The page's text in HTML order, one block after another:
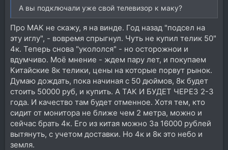
Калькулятор PPI. Рассчитать плотность пикселей
на дюйм
myresolutionis.ru
А вы подключали уже свой телевизор к маку?
Про МАК не скажу, я на винде. Год назад "подсел на
эту иглу", - вовремя спрыгнул. Чуть не купил телик 50"
4к. Теперь снова "укололся" - но осторожнои и
вдумчиво. Моё мнение - ждем пару лет, и покупаем
Китайские 8к телики, цены на которые порвут рынок.
Думаю дождать, пока начиная с 50 дюймов, 8к будет
стоить 50000 руб, и купить. А ТАК И БУДЕТ ЧЕРЕЗ 2-3
года. И качество там будет отменное. Хотя тем, кто
сидит от монитора не ближе чем 2 метра, можно и
сейчас брать 4к. Его из китая можно 3а 16000 рублей
вытянуть, с учетом доставки. Но 4к и 8к это небо и
земля.